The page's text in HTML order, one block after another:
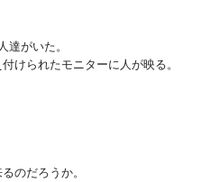
達がいた。
けられたモニターに人が映る。
のだろうか。